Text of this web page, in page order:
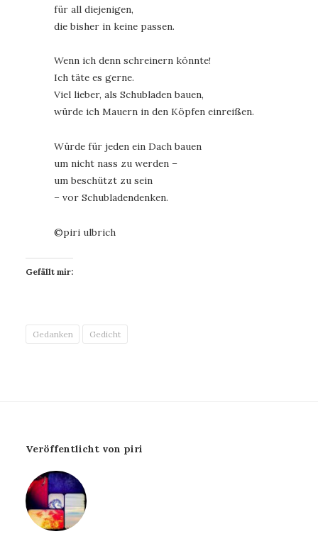
für all diejenigen,
die bisher in keine passen.
Wenn ich denn schreinern könnte!
Ich täte es gerne.
Viel lieber, als Schubladen bauen,
würde ich Mauern in den Köpfen einreißen.
Würde für jeden ein Dach bauen
um nicht nass zu werden –
um beschützt zu sein
– vor Schubladendenken.
©piri ulbrich
Gefällt mir:
Gedanken Gedicht
Veröffentlicht von piri